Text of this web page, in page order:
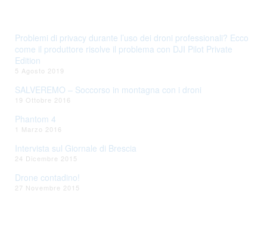
Problemi di privacy durante l’uso dei droni professionali? Ecco
come il produttore risolve il problema con DJI Pilot Private
Edition
5 Agosto 2019
SALVEREMO – Soccorso in montagna con i droni
19 Ottobre 2016
Phantom 4
1 Marzo 2016
Intervista sul Giornale di Brescia
24 Dicembre 2015
Drone contadino!
27 Novembre 2015